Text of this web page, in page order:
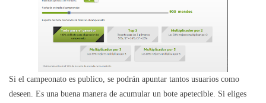
Si el campeonato es publico, se podrán apuntar tantos usuarios como
deseen. Es una buena manera de acumular un bote apetecible. Si eliges